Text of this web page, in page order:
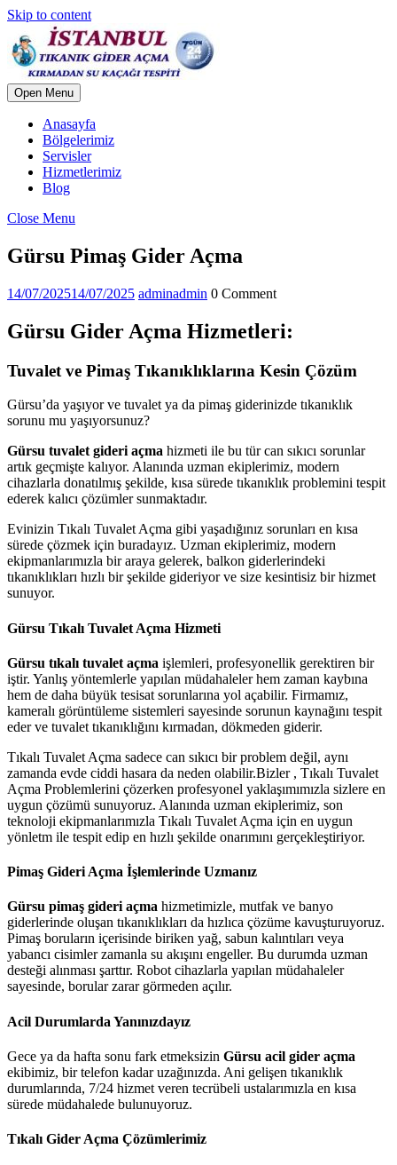
Skip to content
Open Menu
Anasayfa
Bölgelerimiz
Servisler
Hizmetlerimiz
Blog
Close Menu
Gürsu Pimaş Gider Açma
14/07/202514/07/2025 adminadmin 0 Comment
Gürsu Gider Açma Hizmetleri:
Tuvalet ve Pimaş Tıkanıklıklarına Kesin Çözüm
Gürsu’da yaşıyor ve tuvalet ya da pimaş giderinizde tıkanıklık
sorunu mu yaşıyorsunuz?
Gürsu tuvalet gideri açma hizmeti ile bu tür can sıkıcı sorunlar
artık geçmişte kalıyor. Alanında uzman ekiplerimiz, modern
cihazlarla donatılmış şekilde, kısa sürede tıkanıklık problemini tespit
ederek kalıcı çözümler sunmaktadır.
Evinizin Tıkalı Tuvalet Açma gibi yaşadığınız sorunları en kısa
sürede çözmek için buradayız. Uzman ekiplerimiz, modern
ekipmanlarımızla bir araya gelerek, balkon giderlerindeki
tıkanıklıkları hızlı bir şekilde gideriyor ve size kesintisiz bir hizmet
sunuyor.
Gürsu Tıkalı Tuvalet Açma Hizmeti
Gürsu tıkalı tuvalet açma işlemleri, profesyonellik gerektiren bir
iştir. Yanlış yöntemlerle yapılan müdahaleler hem zaman kaybına
hem de daha büyük tesisat sorunlarına yol açabilir. Firmamız,
kameralı görüntüleme sistemleri sayesinde sorunun kaynağını tespit
eder ve tuvalet tıkanıklığını kırmadan, dökmeden giderir.
Tıkalı Tuvalet Açma sadece can sıkıcı bir problem değil, aynı
zamanda evde ciddi hasara da neden olabilir.Bizler , Tıkalı Tuvalet
Açma Problemlerini çözerken profesyonel yaklaşımımızla sizlere en
uygun çözümü sunuyoruz. Alanında uzman ekiplerimiz, son
teknoloji ekipmanlarımızla Tıkalı Tuvalet Açma için en uygun
yönletm ile tespit edip en hızlı şekilde onarımını gerçekleştiriyor.
Pimaş Gideri Açma İşlemlerinde Uzmanız
Gürsu pimaş gideri açma hizmetimizle, mutfak ve banyo
giderlerinde oluşan tıkanıklıkları da hızlıca çözüme kavuşturuyoruz.
Pimaş boruların içerisinde biriken yağ, sabun kalıntıları veya
yabancı cisimler zamanla su akışını engeller. Bu durumda uzman
desteği alınması şarttır. Robot cihazlarla yapılan müdahaleler
sayesinde, borular zarar görmeden açılır.
Acil Durumlarda Yanınızdayız
Gece ya da hafta sonu fark etmeksizin Gürsu acil gider açma
ekibimiz, bir telefon kadar uzağınızda. Ani gelişen tıkanıklık
durumlarında, 7/24 hizmet veren tecrübeli ustalarımızla en kısa
sürede müdahalede bulunuyoruz.
Tıkalı Gider Açma Çözümlerimiz